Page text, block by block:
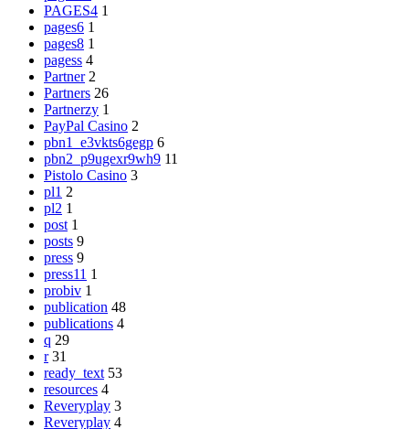
PAGES4 1
pages6 1
pages8 1
pagess 4
Partner 2
Partners 26
Partnerzy 1
PayPal Casino 2
pbn1_e3vkts6gegp 6
pbn2_p9ugexr9wh9 11
Pistolo Casino 3
pl1 2
pl2 1
post 1
posts 9
press 9
press11 1
probiv 1
publication 48
publications 4
q 29
r 31
ready_text 53
resources 4
Reveryplay 3
Reveryplay 4